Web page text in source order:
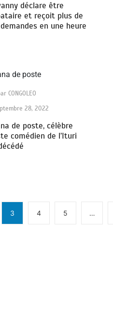
déclare être
et reçoit plus de
en une heure
CONGOLEO
28, 2022
de poste, célèbre
comédien de l’Ituri
3 4 5 …